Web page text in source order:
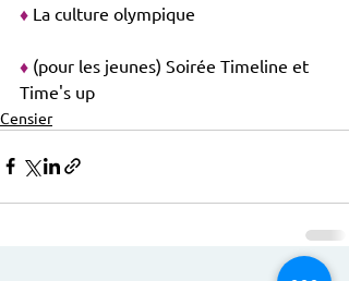
♦ La culture olympique
♦ (pour les jeunes) Soirée Timeline et
Time's up
Censier